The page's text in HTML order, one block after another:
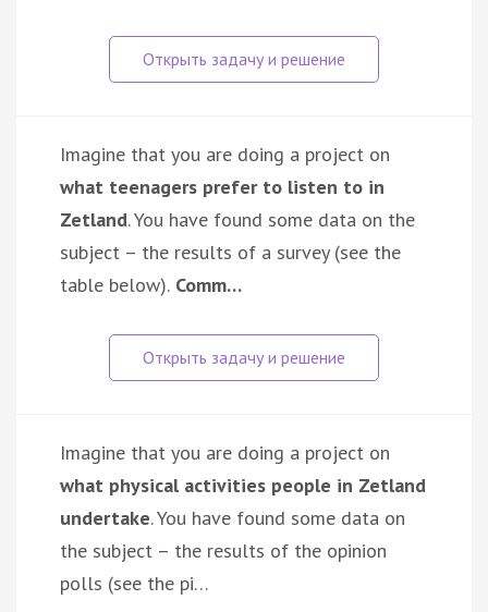
Imagine that you are doing a project on
what teenagers prefer to listen to in
Zetland. You have found some data on the
subject – the results of a survey (see the
table below). Comm…
Imagine that you are doing a project on
what physical activities people in Zetland
undertake. You have found some data on
the subject – the results of the opinion
polls (see the pi…